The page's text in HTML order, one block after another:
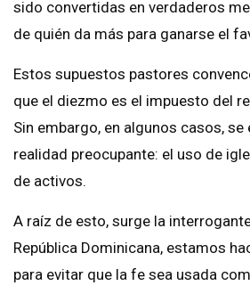
sido convertidas en verdaderos
de quién da más para ganarse el
Estos supuestos pastores
que el diezmo es el impuesto del
Sin embargo, en algunos casos, se
realidad preocupante: el uso de
de activos.
A raíz de esto, surge la
República Dominicana, estamos
para evitar que la fe sea usada